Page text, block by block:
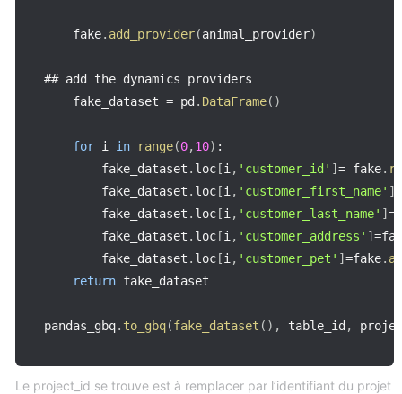
    fake
. add_provider(animal_provider)
## add the dynamics providers
    fake_dataset
= pd. DataFrame( )
for i in range(0,10) :
        fake_dataset
. loc[i , 'customer_id' ]= fake.
        fake_dataset
. loc[i , 'customer_first_name' ]
        fake_dataset
. loc[i , 'customer_last_name' ]=
        fake_dataset
. loc[i , 'customer_address' ]=
        fake_dataset
. loc[i , 'customer_pet' ]=fake.
return fake_dataset
pandas_gbq. to_gbq(fake_dataset ( ) , table_id,
Le project_id se trouve est à remplacer par l’identifiant du projet